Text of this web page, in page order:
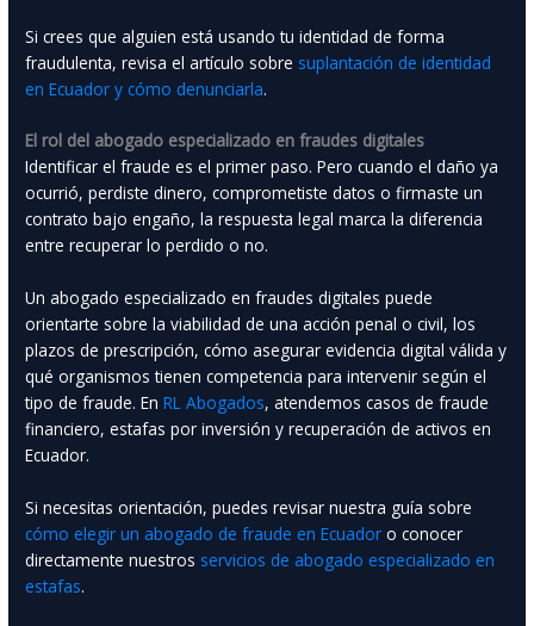
Si crees que alguien está usando tu identidad de forma
fraudulenta, revisa el artículo sobre suplantación de identidad
en Ecuador y cómo denunciarla.
El rol del abogado especializado en fraudes digitales
Identificar el fraude es el primer paso. Pero cuando el daño ya
ocurrió, perdiste dinero, comprometiste datos o firmaste un
contrato bajo engaño, la respuesta legal marca la diferencia
entre recuperar lo perdido o no.
Un abogado especializado en fraudes digitales puede
orientarte sobre la viabilidad de una acción penal o civil, los
plazos de prescripción, cómo asegurar evidencia digital válida y
qué organismos tienen competencia para intervenir según el
tipo de fraude. EnRL Abogados, atendemos casos de fraude
financiero, estafas por inversión y recuperación de activos en
Ecuador.
Si necesitas orientación, puedes revisar nuestra guía sobre
cómo elegir un abogado de fraude en Ecuador o conocer
directamente nuestros servicios de abogado especializado en
estafas.